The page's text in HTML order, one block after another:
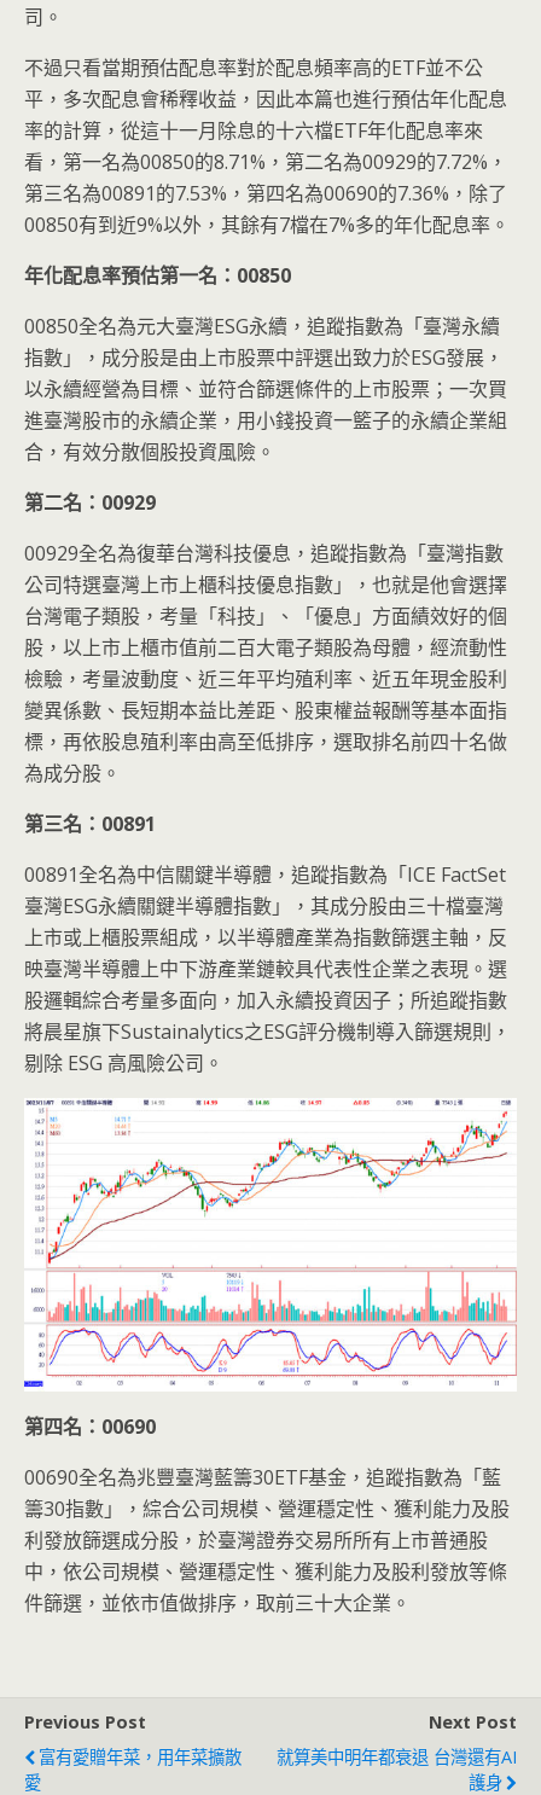
司。
不過只看當期預估配息率對於配息頻率高的ETF並不公
平，多次配息會稀釋收益，因此本篇也進行預估年化配息
率的計算，從這十一月除息的十六檔ETF年化配息率來
看，第一名為00850的8.71%，第二名為00929的7.72%，
第三名為00891的7.53%，第四名為00690的7.36%，除了
00850有到近9%以外，其餘有7檔在7%多的年化配息率。
年化配息率預估第一名：00850
00850全名為元大臺灣ESG永續，追蹤指數為「臺灣永續
指數」，成分股是由上市股票中評選出致力於ESG發展，
以永續經營為目標、並符合篩選條件的上市股票；一次買
進臺灣股市的永續企業，用小錢投資一籃子的永續企業組
合，有效分散個股投資風險。
第二名：00929
00929全名為復華台灣科技優息，追蹤指數為「臺灣指數
公司特選臺灣上市上櫃科技優息指數」，也就是他會選擇
台灣電子類股，考量「科技」、「優息」方面績效好的個
股，以上市上櫃市值前二百大電子類股為母體，經流動性
檢驗，考量波動度、近三年平均殖利率、近五年現金股利
變異係數、長短期本益比差距、股東權益報酬等基本面指
標，再依股息殖利率由高至低排序，選取排名前四十名做
為成分股。
第三名：00891
00891全名為中信關鍵半導體，追蹤指數為「ICE FactSet
臺灣ESG永續關鍵半導體指數」，其成分股由三十檔臺灣
上市或上櫃股票組成，以半導體產業為指數篩選主軸，反
映臺灣半導體上中下游產業鏈較具代表性企業之表現。選
股邏輯綜合考量多面向，加入永續投資因子；所追蹤指數
將晨星旗下Sustainalytics之ESG評分機制導入篩選規則，
剔除 ESG 高風險公司。
第四名：00690
00690全名為兆豐臺灣藍籌30ETF基金，追蹤指數為「藍
籌30指數」，綜合公司規模、營運穩定性、獲利能力及股
利發放篩選成分股，於臺灣證券交易所所有上市普通股
中，依公司規模、營運穩定性、獲利能力及股利發放等條
件篩選，並依市值做排序，取前三十大企業。
Previous Post
富有愛贈年菜，用年菜擴散
愛
Next Post
就算美中明年都衰退 台灣還有AI
護身